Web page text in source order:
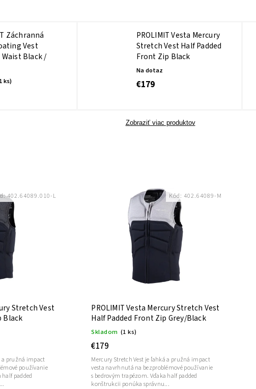
Záchranná
Vest
Black /
ks)
PROLIMIT Vesta Mercury
Stretch Vest Half Padded
Front Zip Black
Na dotaz
€179
Zobraziť viac produktov
Stretch Vest
Black
a pružná impact
používanie
padded
402.64089.010-L
PROLIMIT Vesta Mercury Stretch Vest
Half Padded Front Zip Grey/Black
Skladom (1 ks)
€179
Mercury Stretch Vest je ľahká a pružná impact
vesta navrhnutá na bezproblémové používanie
s bedrovým trapézom. Vďaka half padded
konštrukcii ponúka správnu...
Kód: 402.64089-M